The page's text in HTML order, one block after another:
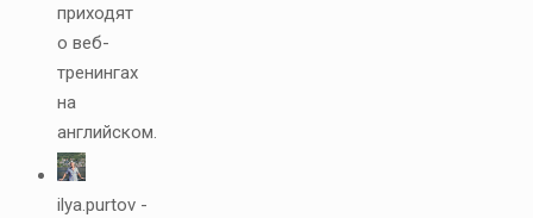
приходят
о веб-
тренингах
на
английском.
ilya.purtov -